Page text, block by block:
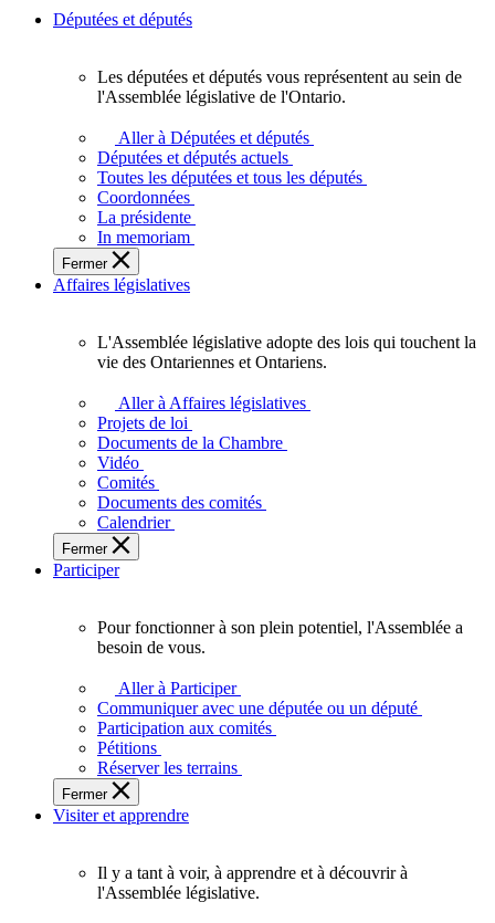
Députées et députés
députés
vous
représentent
sein
de
l'Assemblée
législative
l'Ontario.
Les députées et députés vous représentent au sein de
l'Assemblée législative de l'Ontario.
Aller à Députées et députés
Députées et députés actuels
Toutes les députées et tous les députés
Coordonnées
La présidente
In memoriam
Fermer
Affaires législatives
L'Assemblée
adopte
touchent
des
Ontariennes
et
L'Assemblée législative adopte des lois qui touchent la
vie des Ontariennes et Ontariens.
Aller à Affaires législatives
Projets de loi
Documents de la Chambre
Vidéo
Comités
Documents des comités
Calendrier
Fermer
Participer
plein
potentiel,
l'Assemblée
a
besoin
de
Pour fonctionner à son plein potentiel, l'Assemblée a
besoin de vous.
Aller à Participer
Communiquer avec une députée ou un député
Participation aux comités
Pétitions
Réserver les terrains
Fermer
Visiter et apprendre
Il y a tant à voir, à apprendre et à découvrir à
l'Assemblée législative.